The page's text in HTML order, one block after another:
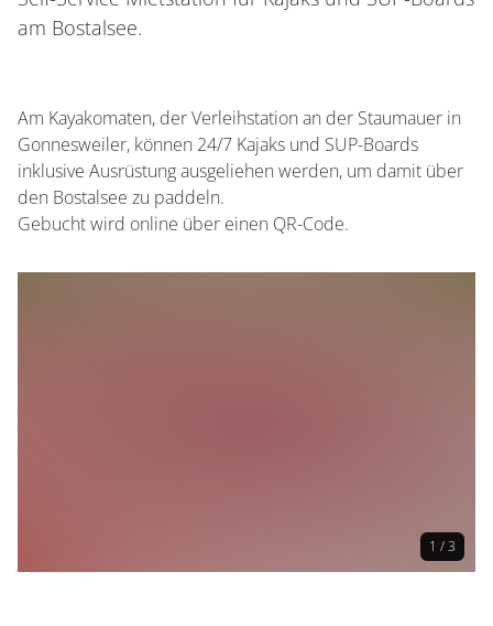
am Bostalsee.
Am Kayakomaten, der Verleihstation an der Staumauer in
Gonnesweiler, können 24/7 Kajaks und SUP-Boards
inklusive Ausrüstung ausgeliehen werden, um damit über
den Bostalsee zu paddeln.
Gebucht wird online über einen QR-Code.
1 / 3